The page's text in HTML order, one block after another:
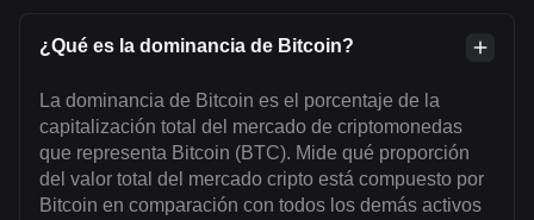
¿Qué es la dominancia de Bitcoin?
La dominancia de Bitcoin es el porcentaje de la
capitalización total del mercado de criptomonedas
que representa Bitcoin (BTC). Mide qué proporción
del valor total del mercado cripto está compuesto por
Bitcoin en comparación con todos los demás activos